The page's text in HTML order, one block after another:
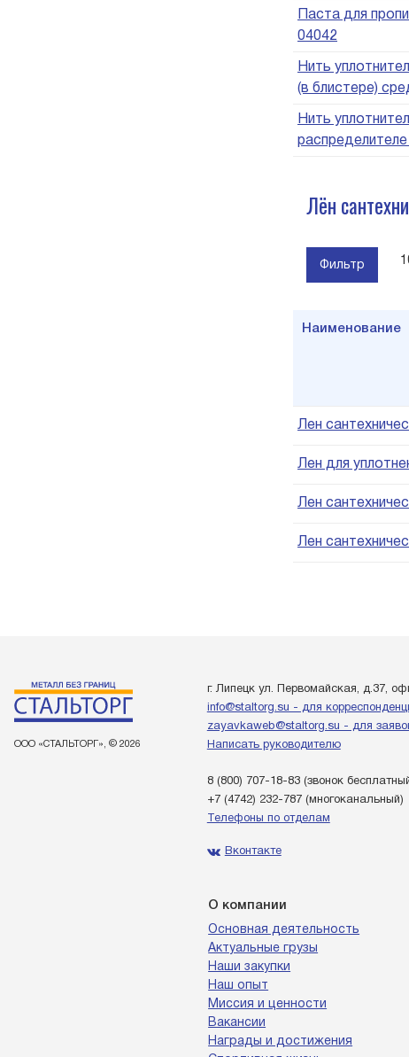
Паста для
04042
Нить
(в блистере)
Нить
Лён
Фильтр
Наименование
Лен
Лен для
Лен
Лен
ООО «СТАЛЬТОРГ», © 2026
г. Липецк ул. Первомайская, д.37,
info@staltorg.su - для
zayavkaweb@staltorg.su - для
Написать руководителю
8 (800) 707-18-83(звонок
+7 (4742) 232-787(многоканальный)
Телефоны по отделам
Вконтакте
О компании
Основная деятельность
Актуальные грузы
Наши закупки
Наш опыт
Миссия и ценности
Вакансии
Награды и достижения